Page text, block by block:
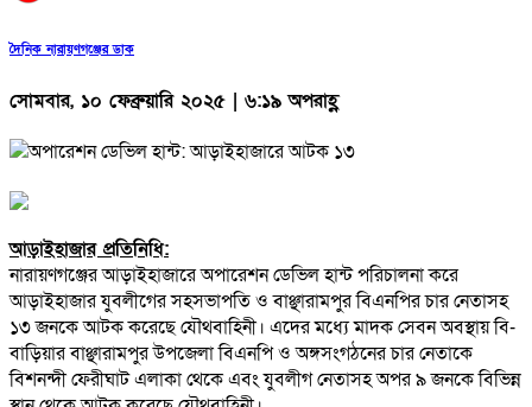
দৈনিক নারায়ণগঞ্জের ডাক
সোমবার, ১০ ফেব্রুয়ারি ২০২৫ | ৬:১৯ অপরাহ্ণ
আড়াইহাজার প্রতিনিধি:
নারায়ণগঞ্জের আড়াইহাজারে অপারেশন ডেভিল হান্ট পরিচালনা করে
আড়াইহাজার যুবলীগের সহসভাপতি ও বাঞ্ছারামপুর বিএনপির চার নেতাসহ
১৩ জনকে আটক করেছে যৌথবাহিনী। এদের মধ্যে মাদক সেবন অবস্থায় বি-
বাড়িয়ার বাঞ্ছারামপুর উপজেলা বিএনপি ও অঙ্গসংগঠনের চার নেতাকে
বিশনন্দী ফেরীঘাট এলাকা থেকে এবং যুবলীগ নেতাসহ অপর ৯ জনকে বিভিন্ন